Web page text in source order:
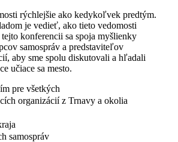
rýchlejšie ako kedykoľvek predtým.
je vedieť, ako tieto vedomosti
konferencii sa spoja myšlienky
samospráv a predstaviteľov
aby sme spolu diskutovali a hľadali
učiace sa mesto.
pre všetkých
organizácií z Trnavy a okolia
samospráv